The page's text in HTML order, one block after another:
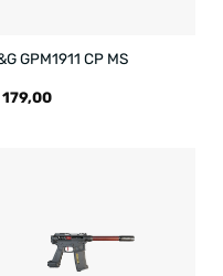
GPM1911 CP MS
179,00